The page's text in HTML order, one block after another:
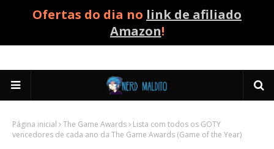
Ofertas do dia no link de afiliado
Amazon!
Página inicial The Game Awards
Lista com todos os GOTY
vencedores de cada ano da The Game Awards (Game of the Year)